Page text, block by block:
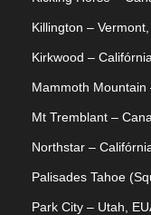
Killington –
Kirkwood –
Mammoth Mountain
Mt Tremblant –
Northstar –
Palisades Tahoe
Park City – Utah,